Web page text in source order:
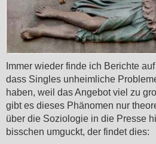
Immer wieder finde ich Berichte
dass Singles unheimliche
haben, weil das Angebot viel zu
gibt es dieses Phänomen nur
über die Soziologie in die Presse
bisschen umguckt, der findet dies: